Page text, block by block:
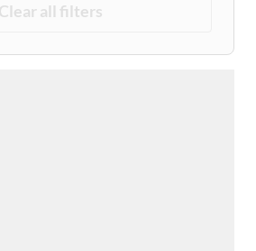
Clear all filters